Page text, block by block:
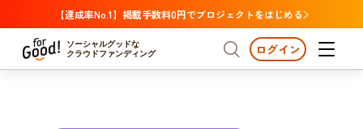
【達成率No.1】掲載手数料0円でプロジェクトをはじめる
ソーシャルグッドな
クラウドファンディング
ログイン